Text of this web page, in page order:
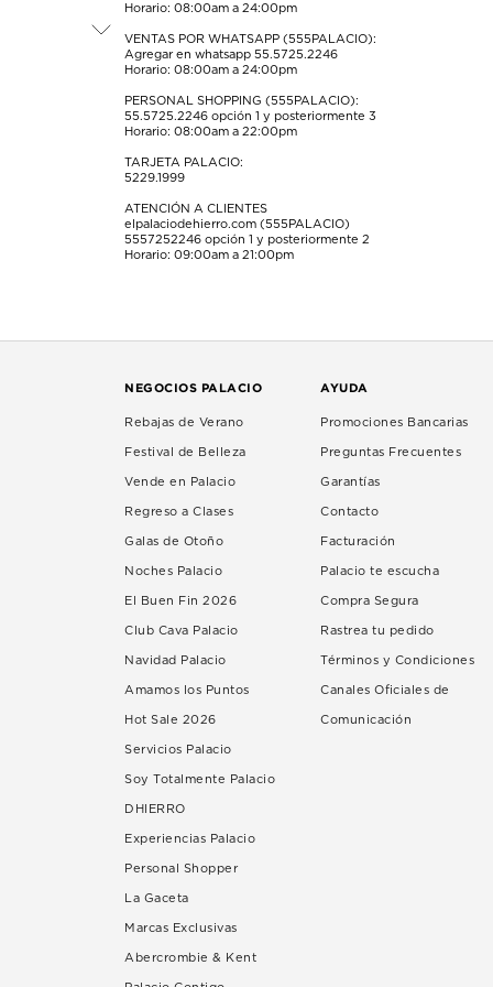
envío.
envío.
Horario: 08:00am a 24:00pm
VENTAS POR WHATSAPP (555PALACIO):
Agregar en whatsapp 55.5725.2246
Horario: 08:00am a 24:00pm
PERSONAL SHOPPING (555PALACIO):
55.5725.2246 opción 1 y posteriormente 3
Horario: 08:00am a 22:00pm
TARJETA PALACIO:
5229.1999
ATENCIÓN A CLIENTES
elpalaciodehierro.com (555PALACIO)
5557252246 opción 1 y posteriormente 2
Horario: 09:00am a 21:00pm
NEGOCIOS PALACIO
Rebajas de Verano
Festival de Belleza
Vende en Palacio
Regreso a Clases
Galas de Otoño
Noches Palacio
El Buen Fin 2026
Club Cava Palacio
Navidad Palacio
Amamos los Puntos
Hot Sale 2026
Servicios Palacio
Soy Totalmente Palacio
DHIERRO
Experiencias Palacio
Personal Shopper
La Gaceta
Marcas Exclusivas
Abercrombie & Kent
AYUDA
Promociones Bancarias
Preguntas Frecuentes
Garantías
Contacto
Facturación
Palacio te escucha
Compra Segura
Rastrea tu pedido
Términos y Condiciones
Canales Oficiales de
Comunicación